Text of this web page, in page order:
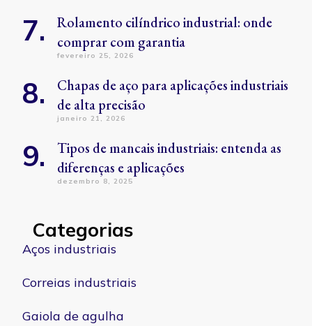
Rolamento cilíndrico industrial: onde
comprar com garantia
fevereiro 25, 2026
Chapas de aço para aplicações industriais
de alta precisão
janeiro 21, 2026
Tipos de mancais industriais: entenda as
diferenças e aplicações
dezembro 8, 2025
Categorias
Aços industriais
Correias industriais
Gaiola de agulha